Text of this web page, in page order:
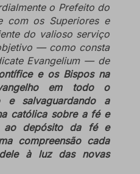
o Prefeito do
com os Superiores e
do valioso serviço
— como consta
Evangelium — de
e os Bispos na
em todo o
e salvaguardando a
católica sobre a fé e
ao depósito da fé e
compreensão cada
à luz das novas